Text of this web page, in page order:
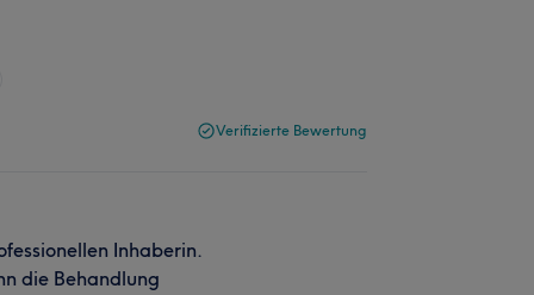
Verifizierte Bewertung
Inhaberin.
die Behandlung